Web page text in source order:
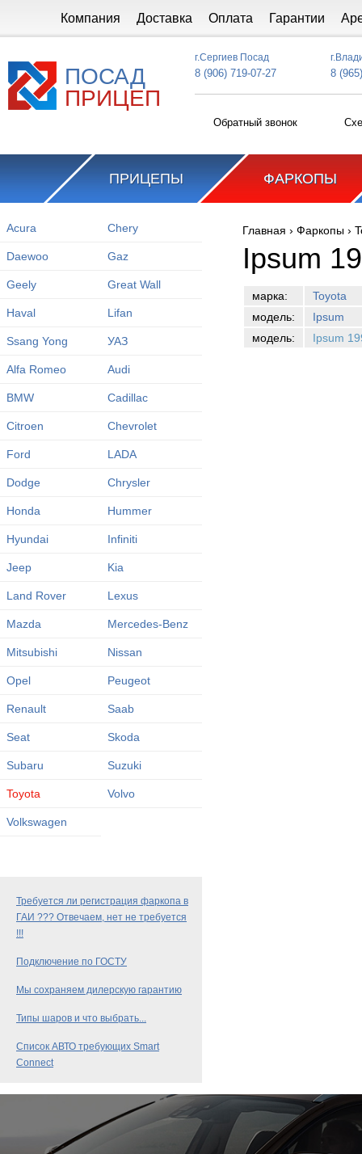
Компания Доставка Оплата Гарантии
ПОСАД
ПРИЦЕП
г.Сергиев Посад
8 (906) 719-07-27 8
Обратный звонок
ПРИЦЕПЫ ФАРКОПЫ
Acura Chery
Daewoo Gaz
Geely Great Wall
Haval Lifan
Ssang Yong УАЗ
Alfa Romeo Audi
BMW Cadillac
Citroen Chevrolet
Ford LADA
Dodge Chrysler
Honda Hummer
Hyundai Infiniti
Jeep Kia
Land Rover Lexus
Mazda Mercedes-Benz
Mitsubishi Nissan
Opel Peugeot
Renault Saab
Seat Skoda
Subaru Suzuki
Toyota Volvo
Volkswagen
Требуется ли регистрация фаркопа в
ГАИ ??? Отвечаем, нет не требуется
!!!
Подключение по ГОСТУ
Мы сохраняем дилерскую гарантию
Типы шаров и что выбрать...
Список АВТО требующих Smart
Connect
Вы здесь
Главная › Фаркопы ›
Ipsum
марка:
Toyota
модель:
Ipsum
модель:
Ipsum